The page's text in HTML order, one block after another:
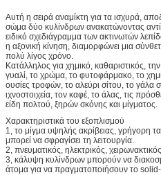
Αυτή η σειρά αναμίκτη για τα ισχυρά,
σώμα δύο κυλίνδρων ανακατώνοντας
ειδικό σχεδιάγραμμα των ακτινωτών
η αξονική κίνηση, διαμορφώνει μια
πολύ λίγος χρόνο.
Κατάλληλος για χημικό, καθαριστικός,
γυαλί, το χρώμα, το φυτοφάρμακο, το
ουσίες τροφών, το αλεύρι σίτου, το γάλα
ιχνοστοιχεία, τον καφέ, το άλας, τις
είδη πολτού, ξηρών σκόνης και μίγματος.
Χαρακτηριστικά του εξοπλισμού
1, το μίγμα υψηλής ακρίβειας, γρήγορη
μπορεί να σφραγίσει τη λειτουργία.
2, πνευματικός, ηλεκτρικός,
3, κάλυψη κυλίνδρων μπορούν να
άτομα για να πραγματοποιήσουν το